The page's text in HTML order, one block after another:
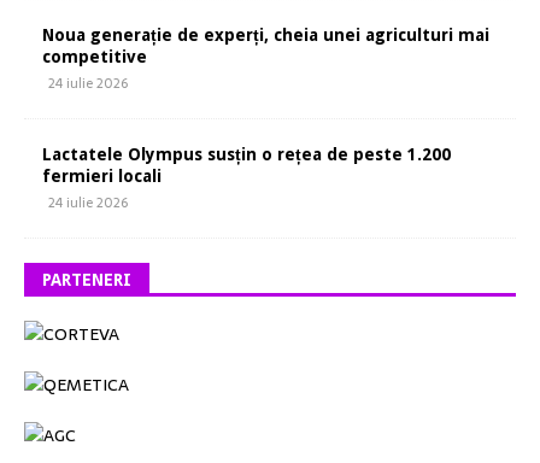
Noua generație de experți, cheia unei agriculturi mai
competitive
24 iulie 2026
Lactatele Olympus susțin o rețea de peste 1.200
fermieri locali
24 iulie 2026
PARTENERI